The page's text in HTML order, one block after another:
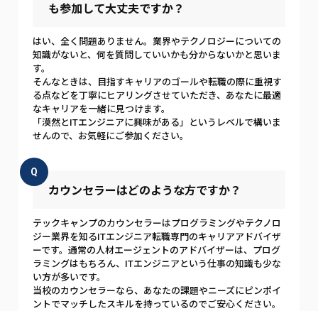
も参加して大丈夫ですか？
はい、全く問題ありません。業界やテクノロジーについての
知識がないと、何を質問していいかも分からないかと思いま
す。
そんなときは、目指すキャリアのゴールや転職の際に重視す
る点などを丁寧にヒアリングさせていただき、あなたに最適
なキャリアを一緒に見つけます。
「漠然とITエンジニアに興味がある」というレベルで構いま
せんので、お気軽にご参加ください。
Q
カウンセラーはどのような方ですか？
テックキャンプのカウンセラーはプログラミングやテクノロ
ジー業界を知るITエンジニア転職専門のキャリアアドバイザ
ーです。通常の人材エージェントのアドバイザーは、プログ
ラミングはもちろん、ITエンジニアという仕事の知識も少な
い方が多いです。
当校のカウンセラーなら、あなたの課題やニーズにピンポイ
ントでマッチしたスキルを持っているのでご安心ください。